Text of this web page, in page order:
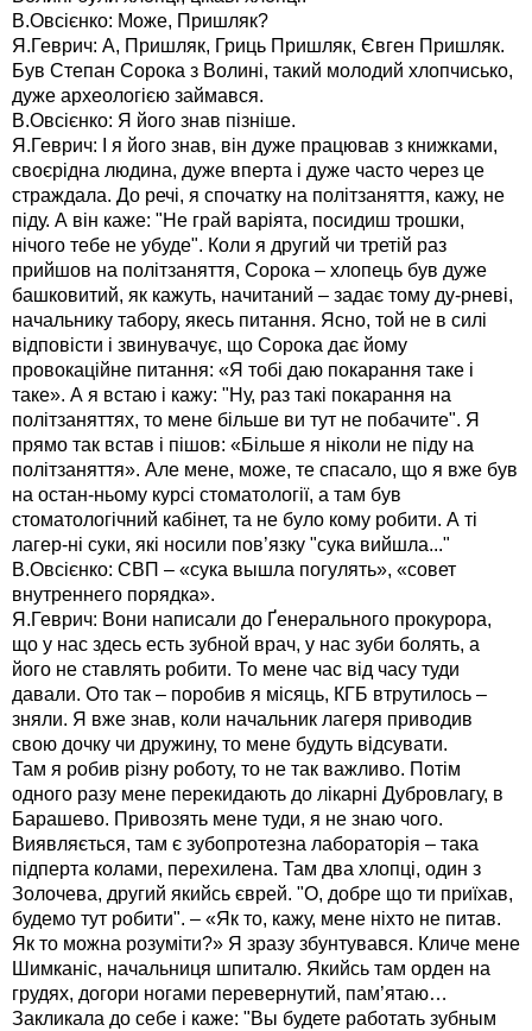
В.Овсієнко: Може, Пришляк?
Я.Геврич: А, Пришляк, Гриць Пришляк, Євген Пришляк.
Був Степан Сорока з Волині, такий молодий хлопчисько,
дуже археологією займався.
В.Овсієнко: Я його знав пізніше.
Я.Геврич: І я його знав, він дуже працював з книжками,
своєрідна людина, дуже вперта і дуже часто через це
страждала. До речі, я спочатку на політзаняття, кажу, не
піду. А він каже: "Не грай варіята, посидиш трошки,
нічого тебе не убуде". Коли я другий чи третій раз
прийшов на політзаняття, Сорока – хлопець був дуже
башковитий, як кажуть, начитаний – задає тому ду-рневі,
начальнику табору, якесь питання. Ясно, той не в силі
відповісти і звинувачує, що Сорока дає йому
провокаційне питання: «Я тобі даю покарання таке і
таке». А я встаю і кажу: "Ну, раз такі покарання на
політзаняттях, то мене більше ви тут не побачите". Я
прямо так встав і пішов: «Більше я ніколи не піду на
політзаняття». Але мене, може, те спасало, що я вже був
на остан-ньому курсі стоматології, а там був
стоматологічний кабінет, та не було кому робити. А ті
лагер-ні суки, які носили пов’язку "сука вийшла..."
В.Овсієнко: СВП – «сука вышла погулять», «совет
внутреннего порядка».
Я.Геврич: Вони написали до Ґенерального прокурора,
що у нас здесь есть зубной врач, у нас зуби болять, а
його не ставлять робити. То мене час від часу туди
давали. Ото так – поробив я місяць, КГБ втрутилось –
зняли. Я вже знав, коли начальник лагеря приводив
свою дочку чи дружину, то мене будуть відсувати.
Там я робив різну роботу, то не так важливо. Потім
одного разу мене перекидають до лікарні Дубровлагу, в
Барашево. Привозять мене туди, я не знаю чого.
Виявляється, там є зубопротезна лабораторія – така
підперта колами, перехилена. Там два хлопці, один з
Золочева, другий якийсь єврей. "О, добре що ти приїхав,
будемо тут робити". – «Як то, кажу, мене ніхто не питав.
Як то можна розуміти?» Я зразу збунтувався. Кличе мене
Шимканіс, начальниця шпиталю. Якийсь там орден на
грудях, догори ногами перевернутий, пам’ятаю…
Закликала до себе і каже: "Вы будете работать зубным